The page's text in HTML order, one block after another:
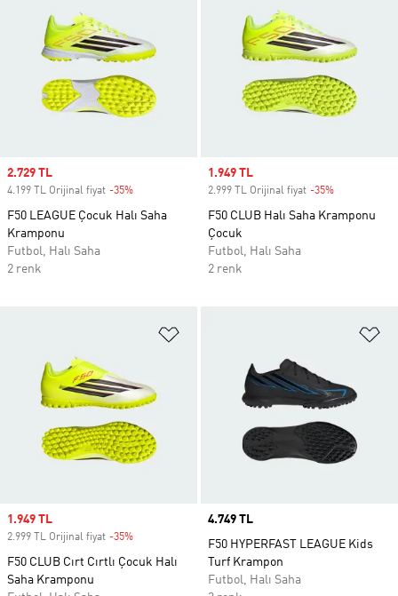
Sale price
2.729 TL
4.199 TL Orijinal fiyat -35%
F50 LEAGUE Çocuk Halı Saha
Kramponu
Futbol, Halı Saha
2 renk
Sale price
1.949 TL
2.999 TL Orijinal fiyat -35%
F50 CLUB Halı Saha Kramponu
Çocuk
Futbol, Halı Saha
2 renk
Sale price
1.949 TL
2.999 TL Orijinal fiyat -35%
F50 CLUB Cırt Cırtlı Çocuk Halı
Saha Kramponu
Price
4.749 TL
F50 HYPERFAST LEAGUE Kids
Turf Krampon
Futbol, Halı Saha